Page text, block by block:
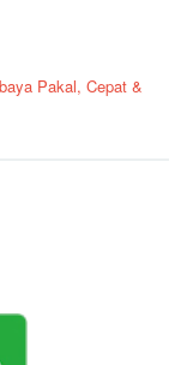
Pakal, Cepat &